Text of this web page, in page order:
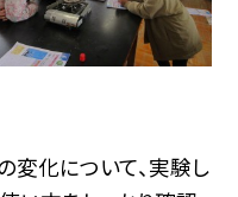
変化について、実験し